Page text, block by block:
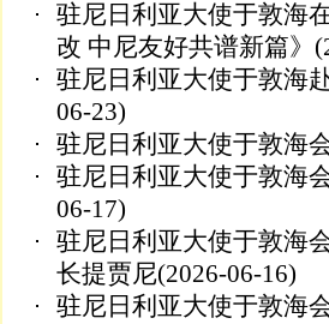
驻尼日利亚大使于敦海
改 中尼友好共谱新篇》
驻尼日利亚大使于敦海
06-23)
驻尼日利亚大使于敦海
驻尼日利亚大使于敦海
06-17)
驻尼日利亚大使于敦海
长提贾尼(2026-06-16)
驻尼日利亚大使于敦海